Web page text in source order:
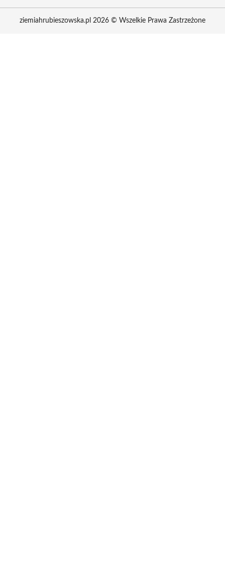
ziemiahrubieszowska.pl 2026 © Wszelkie Prawa Zastrzeżone